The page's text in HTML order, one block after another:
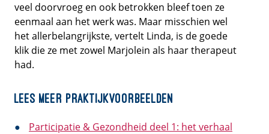
veel doorvroeg en ook betrokken bleef toen ze
eenmaal aan het werk was. Maar misschien wel
het allerbelangrijkste, vertelt Linda, is de goede
klik die ze met zowel Marjolein als haar therapeut
had.
Lees meer praktijkvoorbeelden
Participatie & Gezondheid deel 1: het verhaal